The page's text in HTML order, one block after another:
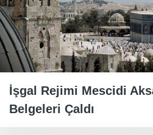
İşgal Rejimi Mescidi
Belgeleri Çaldı